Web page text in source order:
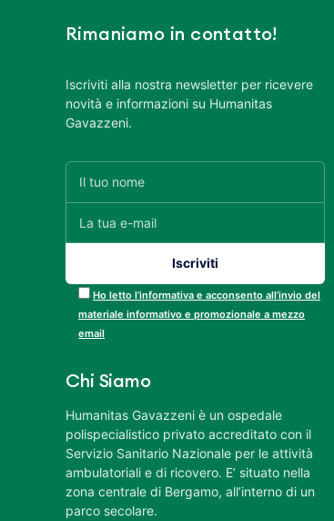
Rimaniamo in contatto!
Iscriviti alla nostra newsletter per ricevere
novità e informazioni su Humanitas
Gavazzeni.
Ho letto l’informativa e acconsento all’invio del
materiale informativo e promozionale a mezzo
email
Chi Siamo
Humanitas Gavazzeni è un ospedale
polispecialistico privato accreditato con il
Servizio Sanitario Nazionale per le attività
ambulatoriali e di ricovero. E’ situato nella
zona centrale di Bergamo, all’interno di un
parco secolare.